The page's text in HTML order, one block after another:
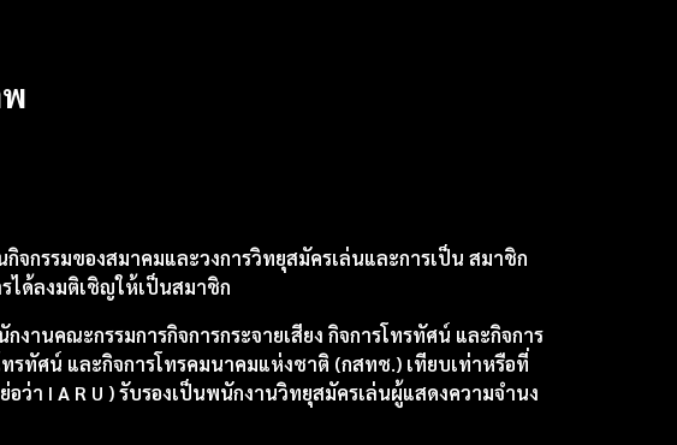
กรรมของสมาคมและวงการวิทยุสมัครเล่นและการเป็น สมาชิก
ได้ลงมติเชิญให้เป็นสมาชิก
นคณะกรรมการกิจการกระจายเสียง กิจการโทรทัศน์ และกิจการ
รทัศน์ และกิจการโทรคมนาคมแห่งชาติ (กสทช.) เทียบเท่าหรือที่
อว่า I A R U ) รับรองเป็นพนักงานวิทยุสมัครเล่นผู้แสดงความจำนง